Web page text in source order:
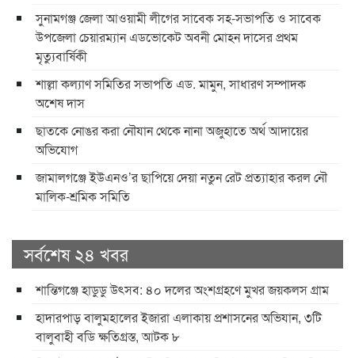
সুনামগঞ্জ জেলা আওয়ামী লীগের সাবেক সহ-সভাপতি ও সাবেক
উপজেলা চেয়ারম্যান এডভোকেট অবনী মোহন দাসের প্রথম
মৃত্যুবার্ষিকী
শাল্লা কল্যাণ সমিতির সভাপতি এড. মামুন, সাধারণ সম্পাদক
অশেষ দাস
ছাতকে নোঙর করা নৌযান থেকে নানা অজুহাতে অর্থ আদায়ের
অভিযোগ
জামালগঞ্জে ইউএনও’র ছাপিয়ে দেয়া নতুন রেট প্রত্যাহার করল নৌ
মালিক-শ্রমিক সমিতি
সর্বশেষ ২৪ খবর
শান্তিগঞ্জে হাডুডু উৎসব: ৪০ দলের অংশগ্রহণে মুখর জয়কলস গ্রাম
হাদারপাড় বালুমহালের ইজারা এলাকায় প্রশাসনের অভিযান, ৩টি
বালুবাহী বডি ক্ষতিগ্রস্ত, আটক ৮